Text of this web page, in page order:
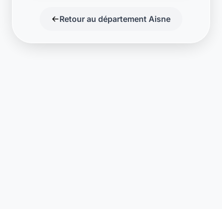
Retour au département Aisne